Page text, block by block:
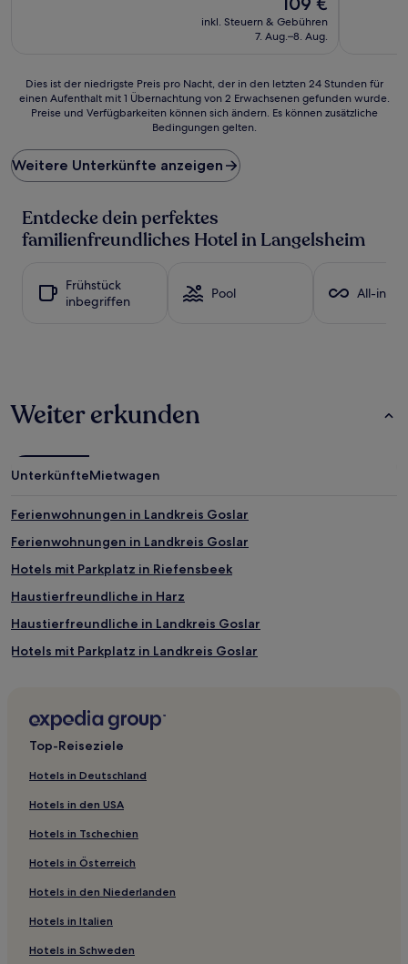
Preis
beträgt
inkl. Steuern & Gebühren
7. Aug.–8. Aug.
Dies
ist
Preis
pro
Nacht,
den
letzten
einen
wurde.
Preise
Verfügbarkeiten
können
ändern.
Es
können
Bedingungen
gelten.
Dies ist der niedrigste Preis pro Nacht, der in den letzten 24 Stunden für
einen Aufenthalt mit 1 Übernachtung von 2 Erwachsenen gefunden wurde.
Preise und Verfügbarkeiten können sich ändern. Es können zusätzliche
Bedingungen gelten.
Weitere Unterkünfte anzeigen
Entdecke dein perfektes
familienfreundliches Hotel in Langelsheim
Frühstück
inbegriffen
Pool All-
Weiter erkunden
UnterkünfteMietwagen
Ferienwohnungen in Landkreis Goslar
Ferienwohnungen in Landkreis Goslar
Hotels mit Parkplatz in Riefensbeek
Haustierfreundliche in Harz
Haustierfreundliche in Landkreis Goslar
Hotels mit Parkplatz in Landkreis Goslar
Haustierfreundliche in Sankt Andreasberg
Günstige in Clausthal-Zellerfeld
Hotels mit inbegriffenem Frühstück in Braunlage
Haustierfreundliche in Bad Harzburg
Familien in Bad Harzburg
Haustierfreundliche in Vienenburg
Familien in Goslar
Top-Reiseziele
Hotels in Deutschland
Hotels in den USA
Hotels in Tschechien
Hotels in Österreich
Hotels in den Niederlanden
Hotels in Italien
Hotels in Schweden